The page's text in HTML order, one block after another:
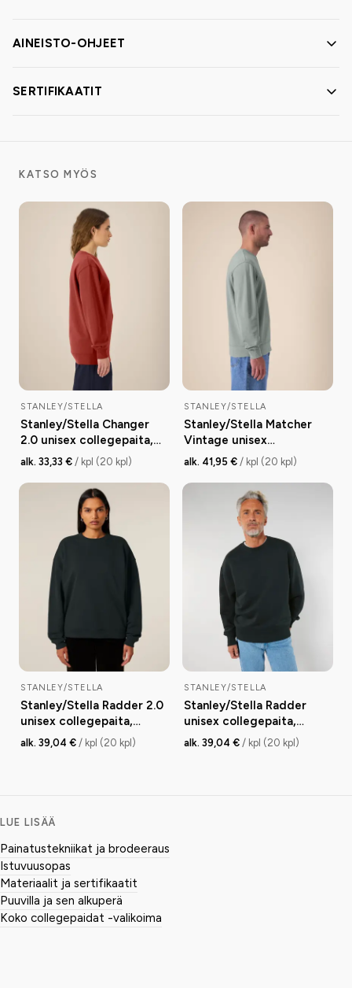
AINEISTO-OHJEET
SERTIFIKAATIT
KATSO MYÖS
STANLEY/STELLA
Stanley/Stella Changer
2.0 unisex collegepaita,
medium fit, 350 g
alk. 33,33 € / kpl (20 kpl)
STANLEY/STELLA
Stanley/Stella Matcher
Vintage unisex
collegepaita, medium fit,
300 g
alk. 41,95 € / kpl (20 kpl)
STANLEY/STELLA
Stanley/Stella Radder 2.0
unisex collegepaita,
oversized, 350 g
alk. 39,04 € / kpl (20 kpl)
STANLEY/STELLA
Stanley/Stella Radder
unisex collegepaita,
relaxed fit, 350 g
alk. 39,04 € / kpl (20 kpl)
LUE LISÄÄ
Painatustekniikat ja brodeeraus
Istuvuusopas
Materiaalit ja sertifikaatit
Puuvilla ja sen alkuperä
Koko collegepaidat -valikoima